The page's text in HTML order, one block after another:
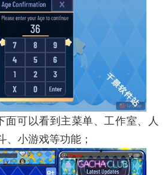
面可以看到主菜单、工作室、人
、小游戏等功能；